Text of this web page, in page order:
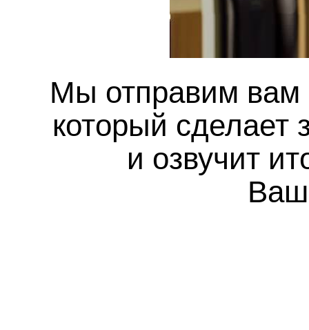
Мы отправим вам
который сделает
и озвучит